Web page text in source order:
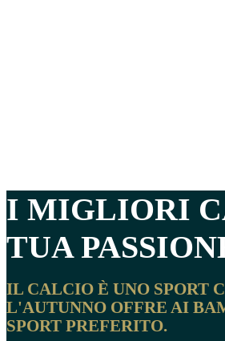
I MIGLIORI
TUA
IL CALCIO È UNO SPORT
L'AUTUNNO OFFRE AI
SPORT PREFERITO.